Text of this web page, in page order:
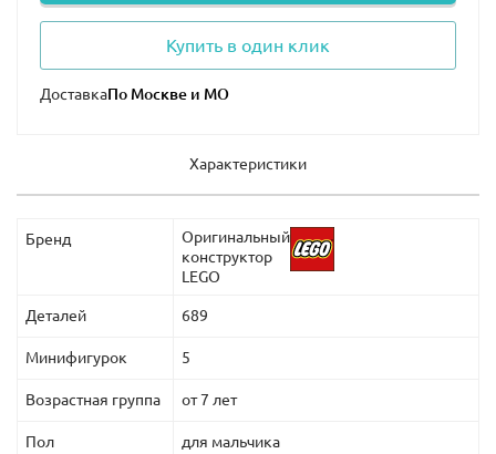
Купить в один клик
Доставка
Характеристики
Бренд
Оригинальный
конструктор
LEGO
Деталей 689
Минифигурок 5
Возрастная группа от 7 лет
Пол для мальчика